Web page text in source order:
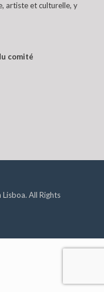
artiste et culturelle, y
comité
All Rights